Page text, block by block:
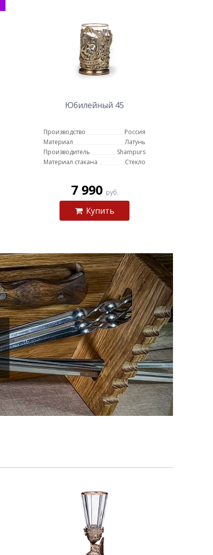
Юбилейный 45
Производство
Россия
Материал
Латунь
Производитель
Shampurs
Материал стакана
Стекло
7 990 руб.
Купить